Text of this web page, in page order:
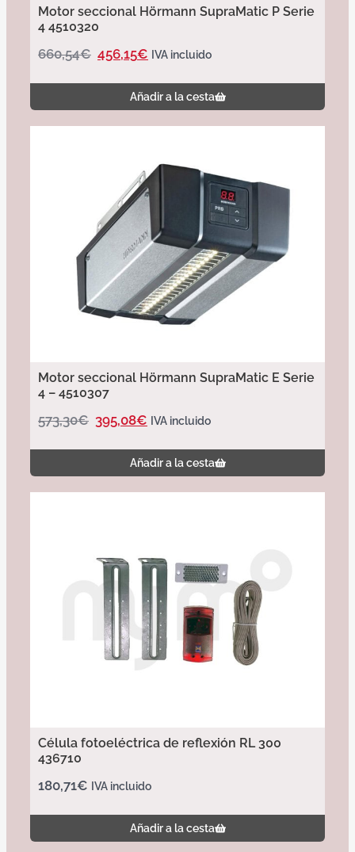
Motor seccional Hörmann SupraMatic P Serie
4 4510320
660,54€ 456,15€ IVA incluido
Añadir a la cesta
Motor seccional Hörmann SupraMatic E Serie
4 – 4510307
573,30€ 395,08€ IVA incluido
Añadir a la cesta
Célula fotoeléctrica de reflexión RL 300
436710
180,71€ IVA incluido
Añadir a la cesta